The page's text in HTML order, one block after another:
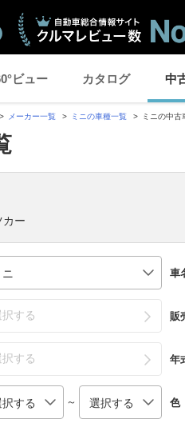
ビュー カタログ 中
メーカー一覧 ミニの車種一覧 ミニの中古
カー
車
択する 販
択する 年
～ 色